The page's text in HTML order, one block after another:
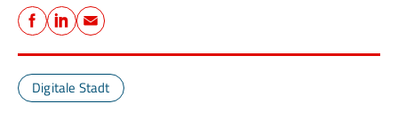
Teilen
Facebook
LinkedIn
E-Mail
Digitale Stadt